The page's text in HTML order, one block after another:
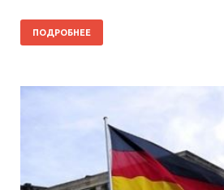
ПОДРОБНЕЕ